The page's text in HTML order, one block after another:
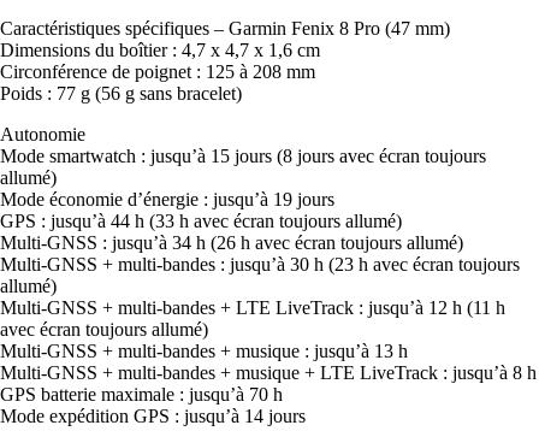
Caractéristiques spécifiques – Garmin Fenix 8 Pro (47 mm)
Dimensions du boîtier : 4,7 x 4,7 x 1,6 cm
Circonférence de poignet : 125 à 208 mm
Poids : 77 g (56 g sans bracelet)
Autonomie
Mode smartwatch : jusqu’à 15 jours (8 jours avec écran toujours
allumé)
Mode économie d’énergie : jusqu’à 19 jours
GPS : jusqu’à 44 h (33 h avec écran toujours allumé)
Multi-GNSS : jusqu’à 34 h (26 h avec écran toujours allumé)
Multi-GNSS + multi-bandes : jusqu’à 30 h (23 h avec écran toujours
allumé)
Multi-GNSS + multi-bandes + LTE LiveTrack : jusqu’à 12 h (11 h
avec écran toujours allumé)
Multi-GNSS + multi-bandes + musique : jusqu’à 13 h
Multi-GNSS + multi-bandes + musique + LTE LiveTrack : jusqu’à 8 h
GPS batterie maximale : jusqu’à 70 h
Mode expédition GPS : jusqu’à 14 jours